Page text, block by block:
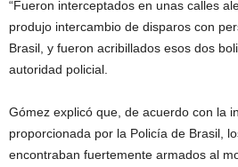
“Fueron interceptados en unas calles
produjo intercambio de disparos con
Brasil, y fueron acribillados esos dos
autoridad policial.
Gómez explicó que, de acuerdo con la
proporcionada por la Policía de Brasil,
encontraban fuertemente armados al